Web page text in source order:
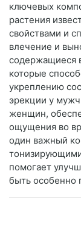
ключевых
растения
свойствами и
влечение и
содержащиеся
которые
укреплению
эрекции у
женщин,
ощущения во
один важный
помогает
быть особенно